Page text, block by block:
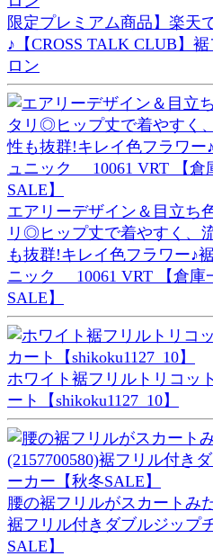
限定プレミアム商品】楽天
♪【CROSS TALK CLUB】
ロン
エアリーデザイン＆目立ち
リ◎ヒップ丈で着やすく、
も抜群!キレイ色フラワー♪
ニック 10061 VRT 【倉庫
SALE】
ホワイト裾フリルトリコッ
ート【shikoku1127_10】
腰の裾フリルがスカートみ
裾フリル付きダブルジップ
SALE】